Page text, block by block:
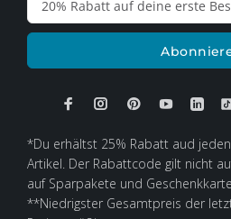
*Du erhältst 25% Rabatt aud
Artikel. Der Rabattcode gilt nicht
auf Sparpakete und
**Niedrigster Gesamtpreis der